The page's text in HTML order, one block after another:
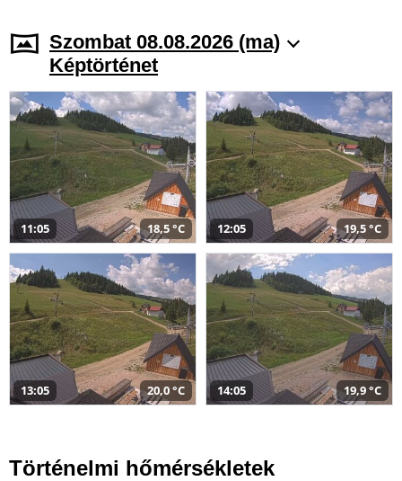
Szombat 08.08.2026 (ma)
Képtörténet
11:05 18,5 °C 12:05 19,5 °C
13:05 20,0 °C 14:05 19,9 °C
Történelmi hőmérsékletek